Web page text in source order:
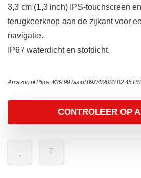
3,3 cm (1,3 inch) IPS-touchscreen
terugkeerknop aan de zijkant voor
navigatie.
IP67 waterdicht en stofdicht.
Amazon.nl Price:€39.99(as of 09/04/2023 02:45
CONTROLEER OP